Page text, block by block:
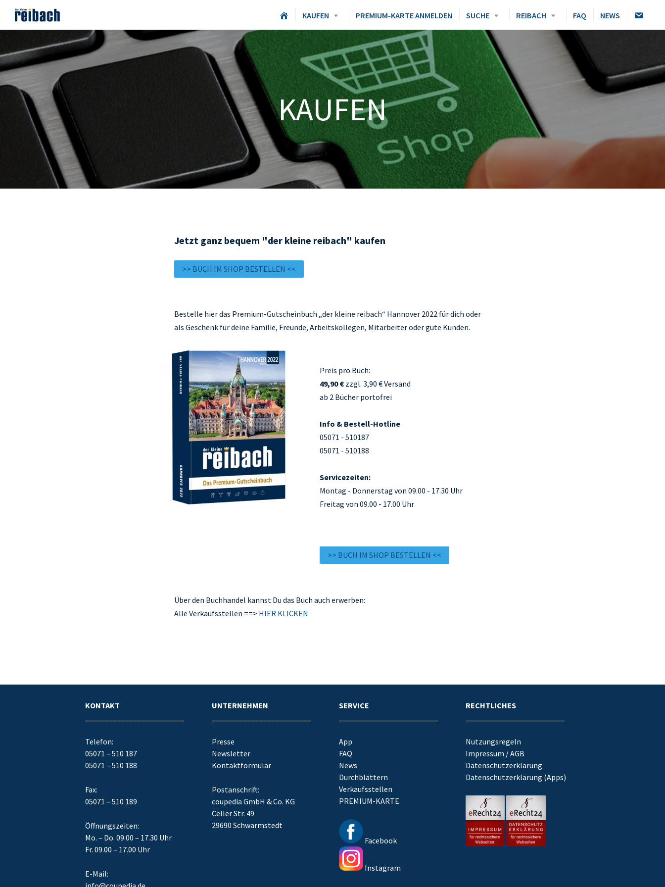
KAUFEN PREMIUM-KARTE ANMELDEN SUCHE REIBACH FAQ NEWS
K
K
T
KAUFEN
Jetzt ganz bequem "der kleine reibach" kaufen
>> BUCH IM SHOP BESTELLEN <<
Bestelle hier das Premium-Gutscheinbuch „der kleine reibach“ Hannover 2022 für dich oder
als Geschenk für deine Familie, Freunde, Arbeitskollegen, Mitarbeiter oder gute Kunden.
Preis pro Buch:
49,90 € zzgl. 3,90 € Versand
ab 2 Bücher portofrei
Info & Bestell-Hotline
05071 - 510187
05071 - 510188
Servicezeiten:
Montag - Donnerstag von 09.00 - 17.30 Uhr
Freitag von 09.00 - 17.00 Uhr
>> BUCH IM SHOP BESTELLEN <<
Über den Buchhandel kannst Du das Buch auch erwerben:
Alle Verkaufsstellen ==> HIER KLICKEN
KONTAKT
Telefon:
05071 – 510 187
05071 – 510 188
Fax:
05071 – 510 189
Öffnungszeiten:
Mo. – Do. 09.00 – 17.30 Uhr
Fr. 09.00 – 17.00 Uhr
E-Mail:
UNTERNEHMEN
Presse
Newsletter
Kontaktformular
Postanschrift:
coupedia GmbH & Co. KG
Celler Str. 49
29690 Schwarmstedt
SERVICE
App
FAQ
News
Durchblättern
Verkaufsstellen
PREMIUM-KARTE
Facebook
Instagram
RECHTLICHES
Nutzungsregeln
Impressum / AGB
Datenschutzerklärung
Datenschutzerklärung (Apps)